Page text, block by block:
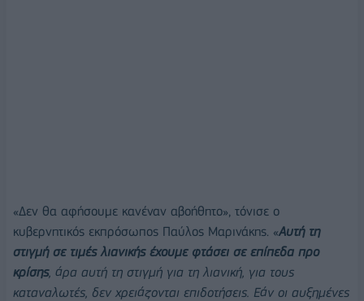
«Δεν θα αφήσουμε κανέναν αβοήθητο», τόνισε ο
κυβερνητικός εκπρόσωπος Παύλος Μαρινάκης. «Αυτή τη
στιγμή σε τιμές λιανικής έχουμε φτάσει σε επίπεδα προ
κρίσης, άρα αυτή τη στιγμή για τη λιανική, για τους
καταναλωτές, δεν χρειάζονται επιδοτήσεις. Εάν οι αυξημένες